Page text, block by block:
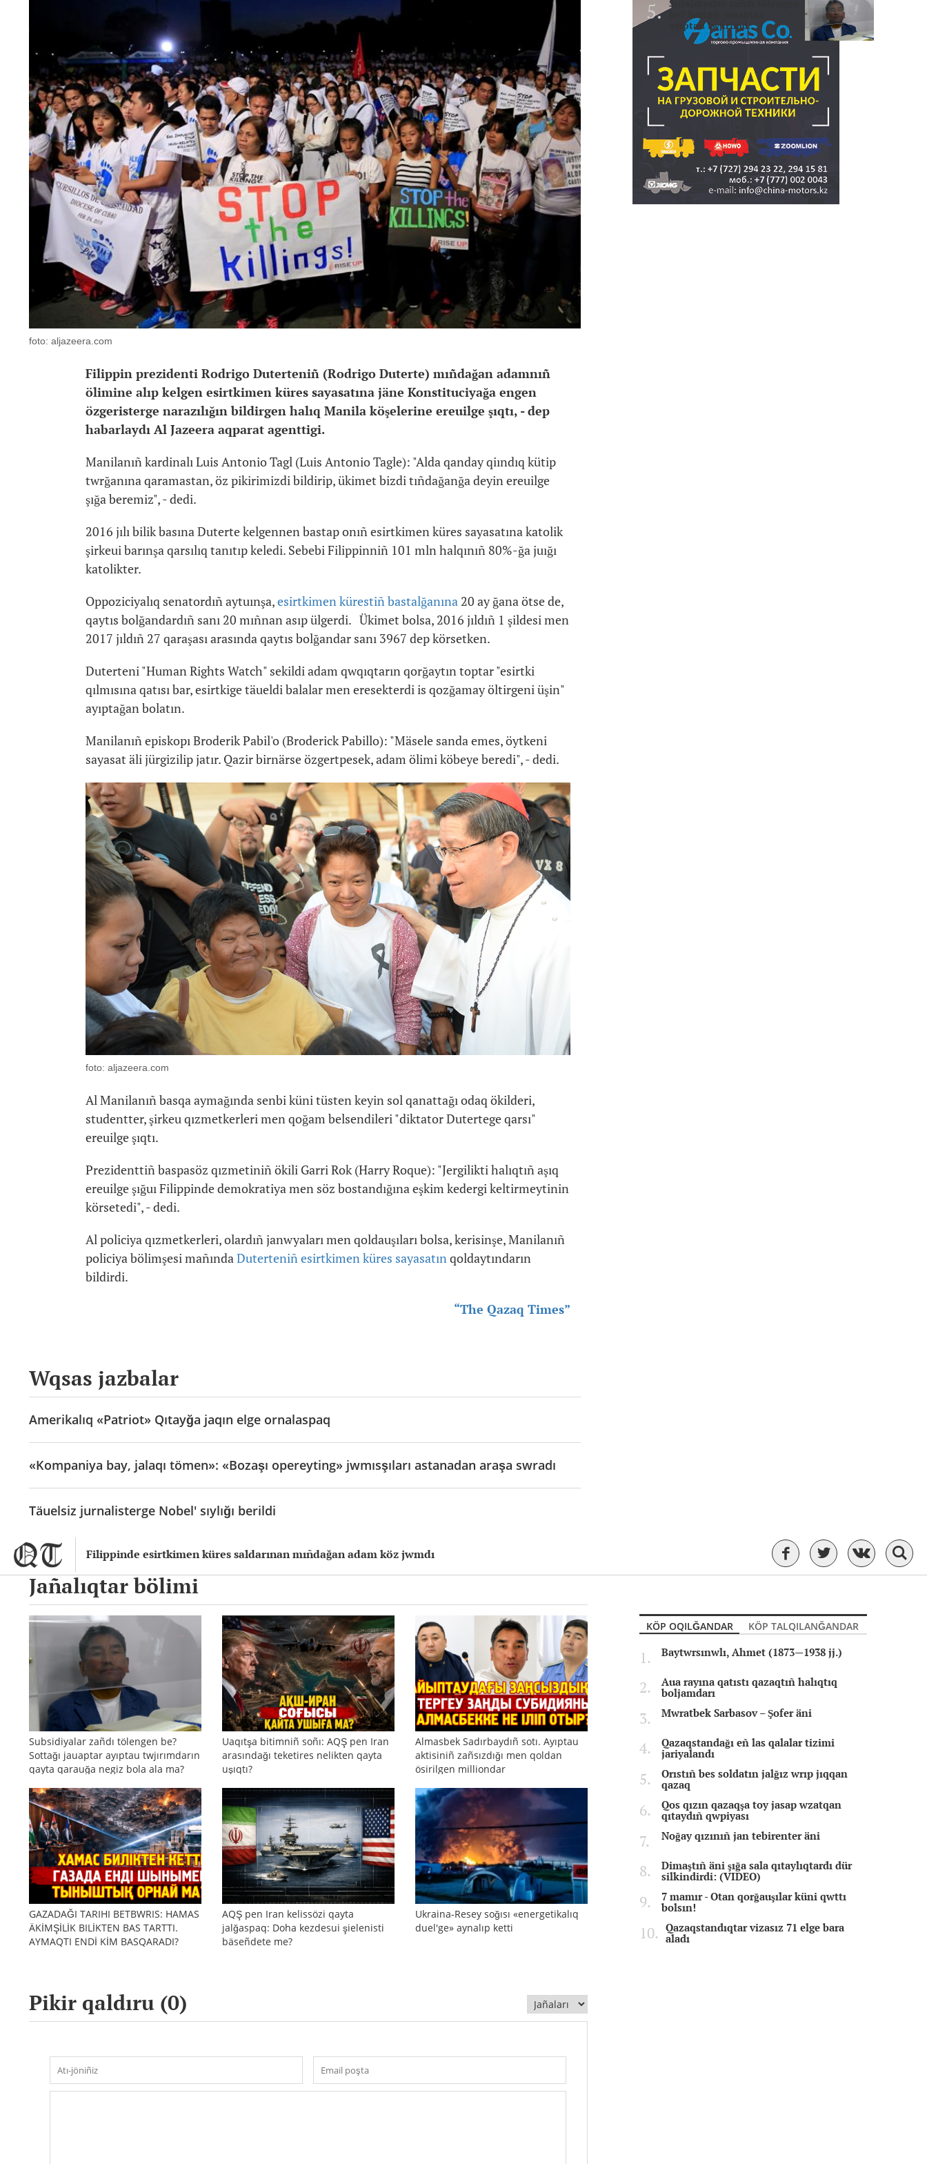
Filippinde esirtkimen küres saldarınan mıñdağan adam köz jwmdı
foto: aljazeera.com
Filippin prezidenti Rodrigo Duterteniñ (Rodrigo Duterte) mıñdağan adamnıñ
ölimine alıp kelgen esirtkimen küres sayasatına jäne Konstituciyağa engen
özgeristerge narazılığın bildirgen halıq Manila köşelerine ereuilge şıqtı, - dep
habarlaydı Al Jazeera aqparat agenttigi.
Manilanıñ kardinalı Luis Antonio Tagl (Luis Antonio Tagle): "Alda qanday qiındıq kütip
twrğanına qaramastan, öz pikirimizdi bildirip, ükimet bizdi tıñdağanğa deyin ereuilge
şığa beremiz", - dedi.
2016 jılı bilik basına Duterte kelgennen bastap onıñ esirtkimen küres sayasatına katolik
şirkeui barınşa qarsılıq tanıtıp keledi. Sebebi Filippinniñ 101 mln halqınıñ 80%-ğa juığı
katolikter.
Oppoziciyalıq senatordıñ aytuınşa,esirtkimen kürestiñ bastalğanına20 ay ğana ötse de,
qaytıs bolğandardıñ sanı 20 mıñnan asıp ülgerdi. Ükimet bolsa, 2016 jıldıñ 1 şildesi men
2017 jıldıñ 27 qaraşası arasında qaytıs bolğandar sanı 3967 dep körsetken.
Duterteni "Human Rights Watch" sekildi adam qwqıqtarın qorğaytın toptar "esirtki
qılmısına qatısı bar, esirtkige täueldi balalar men eresekterdi is qozğamay öltirgeni üşin"
ayıptağan bolatın.
Manilanıñ episkopı Broderik Pabil'o (Broderick Pabillo): "Mäsele sanda emes, öytkeni
sayasat äli jürgizilip jatır. Qazir birnärse özgertpesek, adam ölimi köbeye beredi", - dedi.
foto: aljazeera.com
Al Manilanıñ basqa aymağında senbi küni tüsten keyin sol qanattağı odaq ökilderi,
studentter, şirkeu qızmetkerleri men qoğam belsendileri "diktator Dutertege qarsı"
ereuilge şıqtı.
Prezidenttiñ baspasöz qızmetiniñ ökili Garri Rok (Harry Roque): "Jergilikti halıqtıñ aşıq
ereuilge şığuı Filippinde demokratiya men söz bostandığına eşkim kedergi keltirmeytinin
körsetedi", - dedi.
Al policiya qızmetkerleri, olardıñ janwyaları men qoldauşıları bolsa, kerisinşe, Manilanıñ
policiya bölimşesi mañındaDuterteniñ esirtkimen küres sayasatınqoldaytındarın
bildirdi.
“The Qazaq Times”
Wqsas jazbalar
Amerikalıq «Patriot» Qıtayğa jaqın elge ornalaspaq
«Kompaniya bay, jalaqı tömen»: «Bozaşı opereyting» jwmısşıları astanadan araşa swradı
Täuelsiz jurnalisterge Nobel' sıylığı berildi
Subsidiyalar zañdı tölengen
ayıptau twjırımd..
Jañalıqtar bölimi
Subsidiyalar zañdı tölengen be?
Sottağı jauaptar ayıptau twjırımdarın
qayta qarauğa negiz bola ala ma?
Uaqıtşa bitimniñ soñı: AQŞ pen Iran
arasındağı teketires nelikten qayta
uşıqtı?
Almasbek Sadırbaydıñ sotı. Ayıptau
aktisiniñ zañsızdığı men qoldan
ösirilgen milliondar
GAZADAĞI TARIHI BETBWRIS: HAMAS
ÄKİMŞİLİK BILİKTEN BAS TARTTI.
AYMAQTI ENDİ KİM BASQARADI?
AQŞ pen Iran kelissözi qayta
jalğaspaq: Doha kezdesui şielenisti
bäseñdete me?
Ukraina-Resey soğısı «energetikalıq
duel'ge» aynalıp ketti
Pikir qaldıru (0)
KÖP OQILĞANDAR
KÖP TALQILANĞANDAR
Baytwrsınwlı, Ahmet (1873—1938 jj.)
Aua rayına qatıstı qazaqtıñ halıqtıq
boljamdarı
Mwratbek Sarbasov – Şofer äni
Qazaqstandağı eñ las qalalar tizimi
jariyalandı
Orıstıñ bes soldatın jalğız wrıp jıqqan
qazaq
Qos qızın qazaqşa toy jasap wzatqan
qıtaydıñ qwpiyası
Noğay qızınıñ jan tebirenter äni
Dimaştıñ äni şığa sala qıtaylıqtardı dür
silkindirdi: (VIDEO)
7 mamır - Otan qorğauşılar küni qwttı
bolsın!
Qazaqstandıqtar vizasız 71 elge bara
aladı